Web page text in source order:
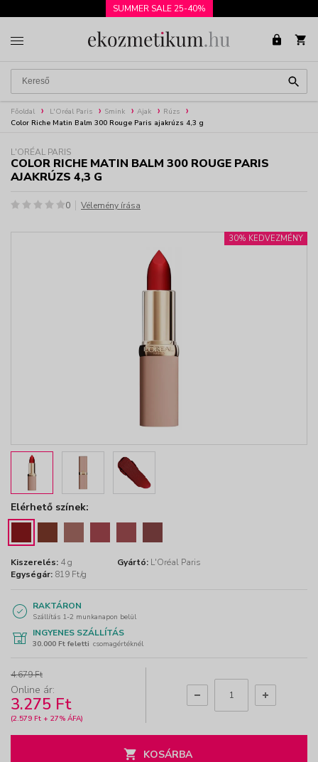
SUMMER SALE 25-40%
Főoldal L'Oréal Paris Smink Ajak
Rúzs
Color Riche Matin Balm 300 Rouge Paris ajakrúzs 4,3 g
L'ORÉAL PARIS
COLOR RICHE MATIN BALM 300 ROUGE PARIS
AJAKRÚZS 4,3 G
0 Vélemény írása
30% KEDVEZMÉNY
Elérhető színek:
Kiszerelés: 4 g Gyártó: L'Oréal Paris
Egységár: 819 Ft/g
RAKTÁRON
Szállítás 1-2 munkanapon belül
INGYENES SZÁLLÍTÁS
30.000 Ft feletti csomagértéknél
4.679 Ft
Online ár:
3.275 Ft
(2.579 Ft + 27% ÁFA)
KOSÁRBA